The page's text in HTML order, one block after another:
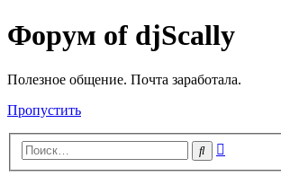
Форум of djScally
Полезное общение. Почта заработала.
Пропустить
Поиск